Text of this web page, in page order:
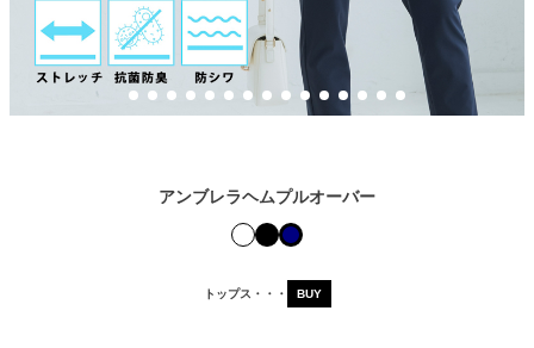
アンブレラヘムプルオーバー
トップス・・・ BUY